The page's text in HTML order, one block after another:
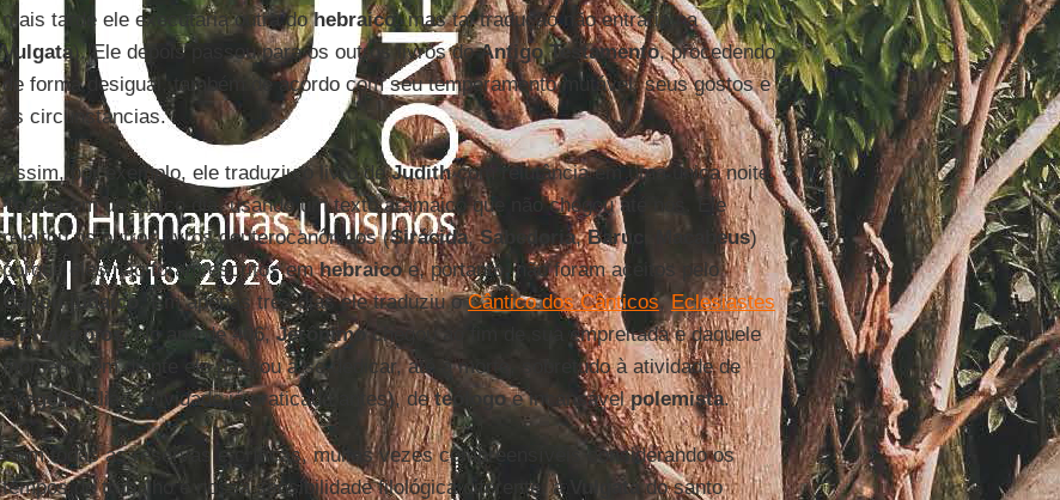
mais tarde ele executaria outra dohebraico, mas tal tradução não entraria na
Vulgata ). Ele depois passou para os outros livros doAntigo Testamento, procedendo
de forma desigual, também de acordo com seu temperamento mutável, seus gostos e
as circunstâncias.
Assim, por exemplo, ele traduziu o livro deJudithcom relutância em uma única noite,
Tobiasem um único dia, usando um texto aramaico que não chegou até nós. Ele
rejeitou os outros livros deuterocanônicos (Sirácida,Sabedoria,Baruc Macabeus)
porque eles não foram escritos emhebraicoe, portanto, não foram aceitos pelo
Cânon judaico . Em apenas três dias ele traduziu oCântico dos Cânticos,Eclesiastes
eProvérbios. No ano de 406,Jerônimochegou ao fim de sua empreitada e daquele
momento em diante ele passou a se dedicar, até à morte, sobretudo à atividade de
exegeta(aliás, atividade já praticada antes), deteólogoe incansávelpolemista.
Com todas as reservas e críticas, muitas vezes compreensíveis considerando os
tempos de trabalho e nossa sensibilidade filológica diferente, a
Vulgata do santo